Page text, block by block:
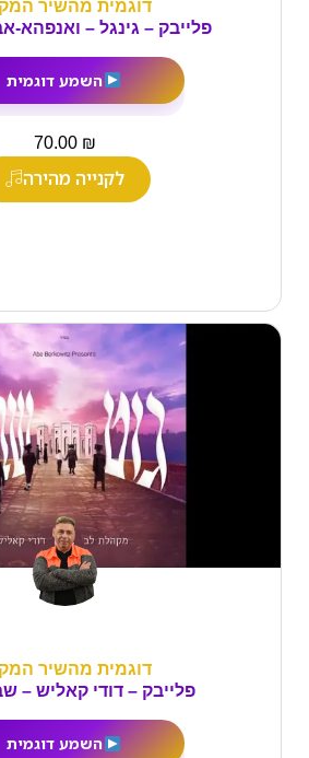
דוגמית מהשיר
פלייבק – גינגל – ואנפהא-
השמע דוגמית
70.00 ₪
לקנייה מהירה
דוגמית מהשיר
פלייבק – דודי קאליש –
השמע דוגמית